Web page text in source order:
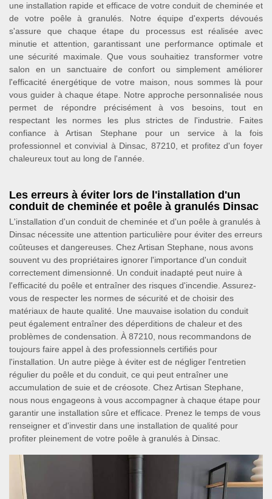
une installation rapide et efficace de votre conduit de cheminée et
de votre poêle à granulés. Notre équipe d'experts dévoués
s'assure que chaque étape du processus est réalisée avec
minutie et attention, garantissant une performance optimale et
une sécurité maximale. Que vous souhaitiez transformer votre
salon en un sanctuaire de confort ou simplement améliorer
l'efficacité énergétique de votre maison, nous sommes là pour
vous guider à chaque étape. Notre approche personnalisée nous
permet de répondre précisément à vos besoins, tout en
respectant les normes les plus strictes de l'industrie. Faites
confiance à Artisan Stephane pour un service à la fois
professionnel et convivial à Dinsac, 87210, et profitez d'un foyer
chaleureux tout au long de l'année.
Les erreurs à éviter lors de l'installation d'un
conduit de cheminée et poêle à granulés Dinsac
L'installation d'un conduit de cheminée et d'un poêle à granulés à
Dinsac nécessite une attention particulière pour éviter des erreurs
coûteuses et dangereuses. Chez Artisan Stephane, nous avons
souvent vu des propriétaires ignorer l'importance d'un conduit
correctement dimensionné. Un conduit inadapté peut nuire à
l'efficacité du poêle et entraîner des risques d'incendie. Assurez-
vous de respecter les normes de sécurité et de choisir des
matériaux de haute qualité. Une mauvaise isolation du conduit
peut également entraîner des déperditions de chaleur et des
problèmes de condensation. À 87210, nous recommandons de
toujours faire appel à des professionnels certifiés pour
l'installation. Un autre piège à éviter est de négliger l'entretien
régulier du poêle et du conduit, ce qui peut entraîner une
accumulation de suie et de créosote. Chez Artisan Stephane,
nous nous engageons à vous accompagner à chaque étape pour
garantir une installation sûre et efficace. Prenez le temps de vous
renseigner et d'investir dans une installation de qualité pour
profiter pleinement de votre poêle à granulés à Dinsac.